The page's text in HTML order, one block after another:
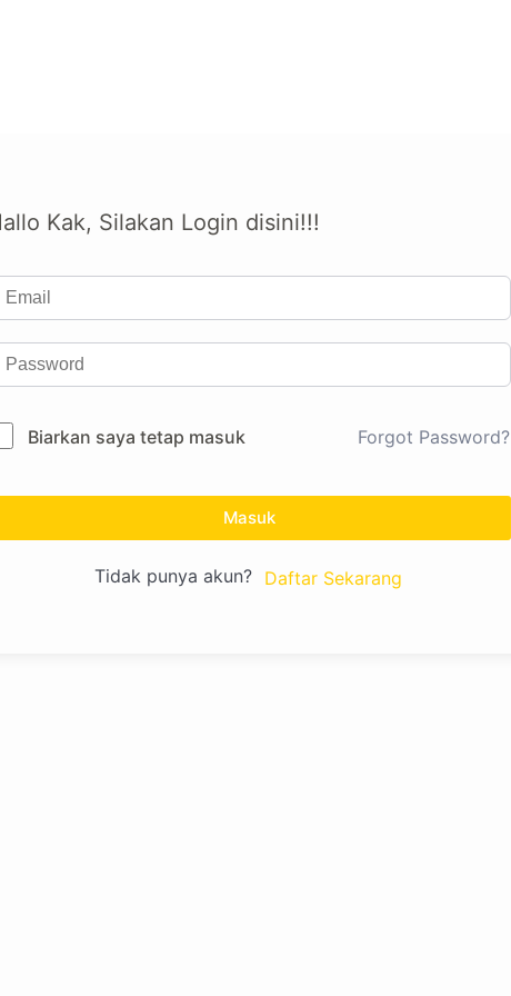
Kak, Silakan Login disini!!!
Biarkan saya tetap masuk Forgot Password?
Masuk
Tidak punya akun? Daftar Sekarang